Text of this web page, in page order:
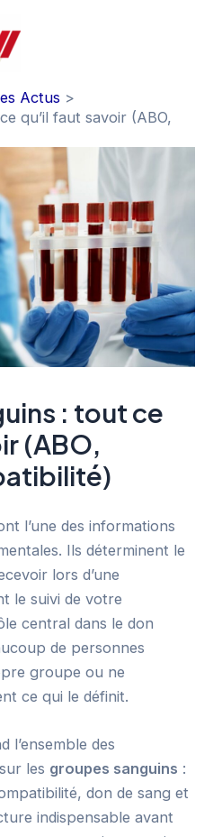
Actus
qu’il faut savoir (ABO,
: tout ce
(ABO,
l’une des informations
Ils déterminent le
lors d’une
le suivi de votre
central dans le don
de personnes
groupe ou ne
ce qui le définit.
l’ensemble des
les groupes sanguins :
don de sang et
indispensable avant